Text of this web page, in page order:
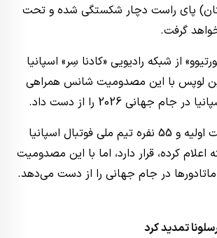
پای راست دچار شکستگی شده و تحت
گرفت.
از شبکه رادیویی «کادنا سِر» اسپانیا
لوپس با این مصدومیت شانس همراهی
جهانی 2026 را از دست داد.
نام فرمین در لیست اولیه و 55 نفره‌ تیم ملی فوتبال اسپانیا
اعلام کرده، قرار دارد، اما با این مصدومیت
در جام جهانی را از دست می‌دهد.
تمدید کرد